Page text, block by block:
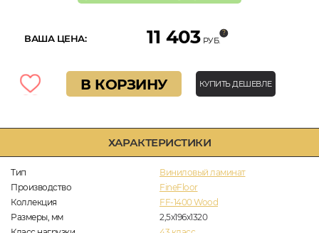
ХАРАКТЕРИСТИКИ
Тип
Виниловый ламинат
Производство
FineFloor
Коллекция
FF-1400 Wood
Размеры, мм
2,5х196х1320
ВАША ЦЕНА: 11 403 РУБ.
В КОРЗИНУ КУПИТЬ ДЕШЕВЛЕ